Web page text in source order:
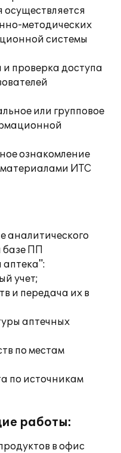
осуществляется
методических
системы
проверка доступа
или групповое
ознакомление
материалами ИТС
аналитического
базе ПП
учет;
и передача их в
аптечных
по местам
по источникам
работы:
в офис